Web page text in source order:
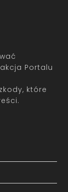
Portalu
które